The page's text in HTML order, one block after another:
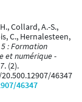
Collard, A.-S.,
C., Hernalesteen,
: Formation
et numérique -
. (2).
46347
46347